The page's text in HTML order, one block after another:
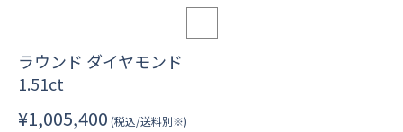
ラウンド ダイヤモンド
1.51ct
¥1,005,400 (税込/送料別※)